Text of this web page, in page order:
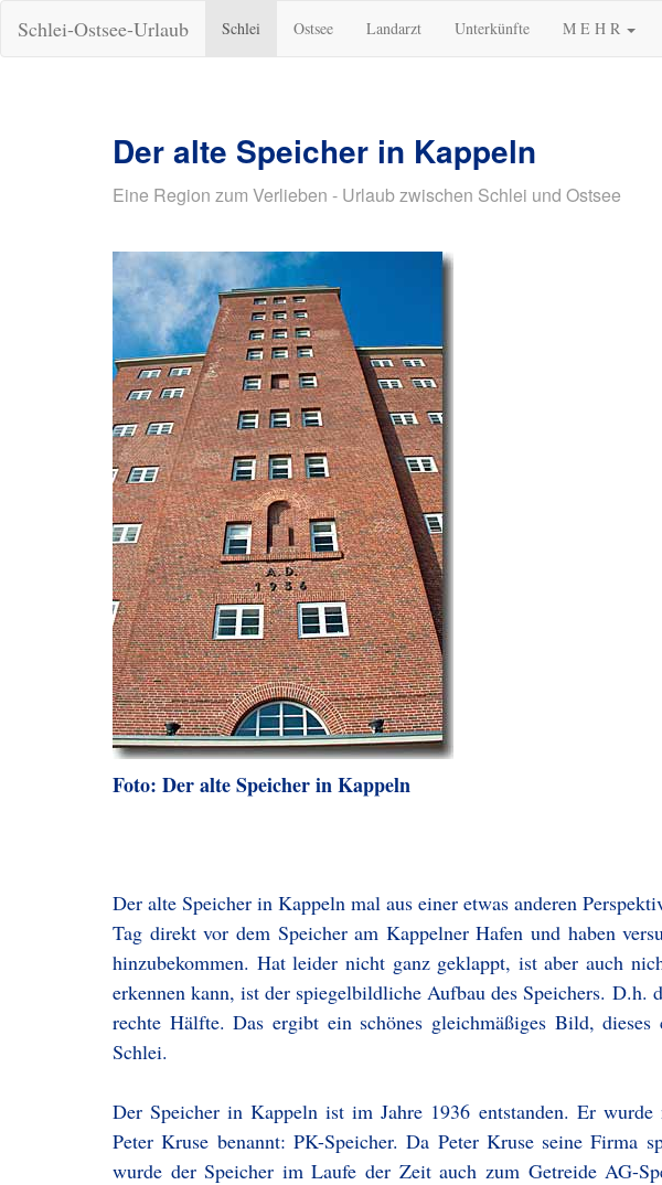
Schlei-Ostsee-Urlaub Schlei Ostsee Landarzt Unterkünfte M E H R
Der alte Speicher in Kappeln
Eine Region zum Verlieben - Urlaub zwischen Schlei und Ostsee
Foto: Der alte Speicher in Kappeln
Der alte Speicher in Kappeln mal aus einer etwas anderen
Tag direkt vor dem Speicher am Kappelner Hafen und haben
hinzubekommen. Hat leider nicht ganz geklappt, ist aber auch
erkennen kann, ist der spiegelbildliche Aufbau des Speichers. D.h.
rechte Hälfte. Das ergibt ein schönes gleichmäßiges Bild,
Schlei.
Der Speicher in Kappeln ist im Jahre 1936 entstanden. Er wurde
Peter Kruse benannt: PK-Speicher. Da Peter Kruse seine Firma
wurde der Speicher im Laufe der Zeit auch zum Getreide AG-